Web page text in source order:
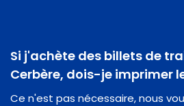
Si j'achète des billets de
Cerbère, dois-je imprimer
Ce n'est pas nécessaire, nous